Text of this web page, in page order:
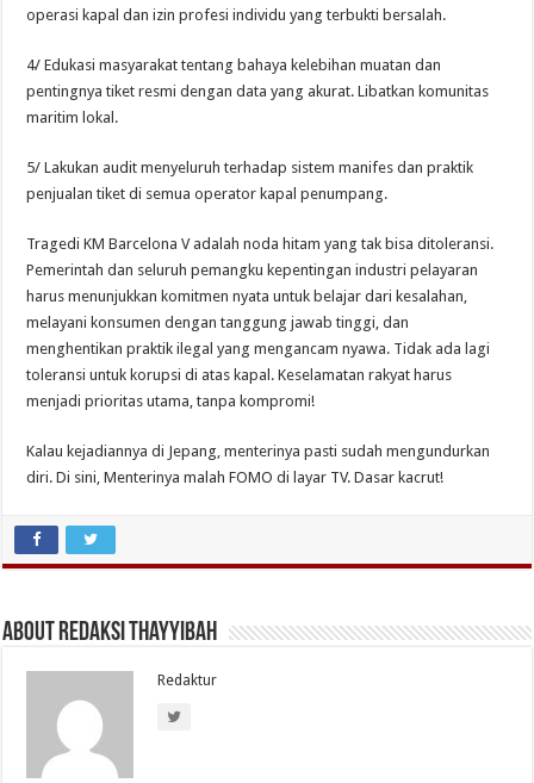
operasi kapal dan izin profesi individu yang terbukti bersalah.
4/ Edukasi masyarakat tentang bahaya kelebihan muatan dan
pentingnya tiket resmi dengan data yang akurat. Libatkan komunitas
maritim lokal.
5/ Lakukan audit menyeluruh terhadap sistem manifes dan praktik
penjualan tiket di semua operator kapal penumpang.
Tragedi KM Barcelona V adalah noda hitam yang tak bisa ditoleransi.
Pemerintah dan seluruh pemangku kepentingan industri pelayaran
harus menunjukkan komitmen nyata untuk belajar dari kesalahan,
melayani konsumen dengan tanggung jawab tinggi, dan
menghentikan praktik ilegal yang mengancam nyawa. Tidak ada lagi
toleransi untuk korupsi di atas kapal. Keselamatan rakyat harus
menjadi prioritas utama, tanpa kompromi!
Kalau kejadiannya di Jepang, menterinya pasti sudah mengundurkan
diri. Di sini, Menterinya malah FOMO di layar TV. Dasar kacrut!
About Redaksi Thayyibah
Redaktur